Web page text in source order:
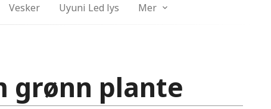
Vesker Uyuni Led lys Mer
grønn plante